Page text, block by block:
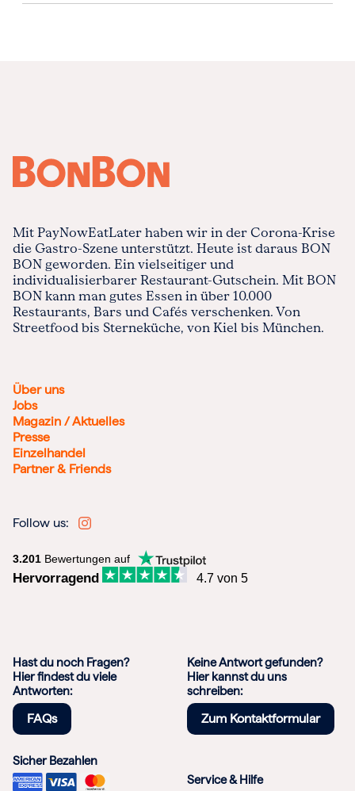
Mit PayNowEatLater haben wir in der Corona-Krise
die Gastro-Szene unterstützt. Heute ist daraus BON
BON geworden. Ein vielseitiger und
individualisierbarer Restaurant-Gutschein. Mit BON
BON kann man gutes Essen in über 10.000
Restaurants, Bars und Cafés verschenken. Von
Streetfood bis Sterneküche, von Kiel bis München.
Über uns
Jobs
Magazin / Aktuelles
Presse
Einzelhandel
Partner & Friends
Follow us:
3.201 Bewertungen auf
Hervorragend 4.7 von 5
Hast du noch Fragen?
Hier findest du viele
Antworten:
FAQs
Keine Antwort gefunden?
Hier kannst du uns
schreiben:
Zum Kontaktformular
Sicher Bezahlen
Service & Hilfe